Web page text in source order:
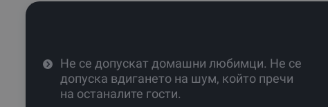
Не се допускат домашни любимци. Не се
допуска вдигането на шум, който пречи
на останалите гости.